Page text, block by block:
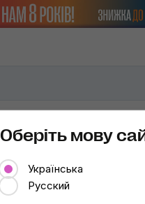
Оберіть мову
Українська
Русский